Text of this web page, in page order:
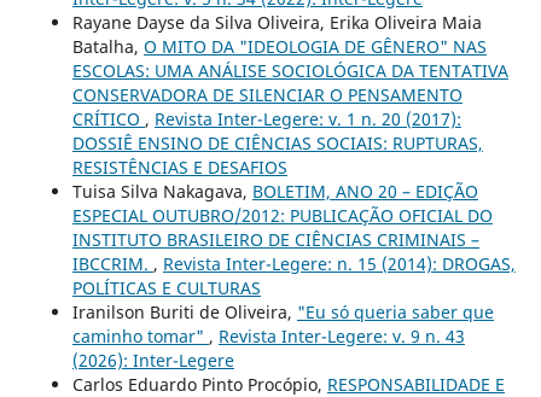
Rayane Dayse da Silva Oliveira, Erika Oliveira Maia
Batalha, O MITO DA "IDEOLOGIA DE GÊNERO" NAS
ESCOLAS: UMA ANÁLISE SOCIOLÓGICA DA TENTATIVA
CONSERVADORA DE SILENCIAR O PENSAMENTO
CRÍTICO , Revista Inter-Legere: v. 1 n. 20 (2017):
DOSSIÊ ENSINO DE CIÊNCIAS SOCIAIS: RUPTURAS,
RESISTÊNCIAS E DESAFIOS
Tuisa Silva Nakagava, BOLETIM, ANO 20 – EDIÇÃO
ESPECIAL OUTUBRO/2012: PUBLICAÇÃO OFICIAL DO
INSTITUTO BRASILEIRO DE CIÊNCIAS CRIMINAIS –
IBCCRIM. , Revista Inter-Legere: n. 15 (2014): DROGAS,
POLÍTICAS E CULTURAS
Iranilson Buriti de Oliveira, "Eu só queria saber que
caminho tomar" , Revista Inter-Legere: v. 9 n. 43
(2026): Inter-Legere
Carlos Eduardo Pinto Procópio, RESPONSABILIDADE E